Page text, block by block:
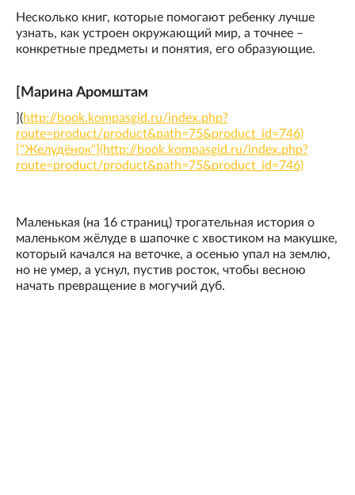
Несколько книг, которые помогают ребенку лучше
узнать, как устроен окружающий мир, а точнее –
конкретные предметы и понятия, его образующие.
[Марина Аромштам
](http://book.kompasgid.ru/index.php?
route=product/product&path=75&product_id=746)
["Желудёнок"](http://book.kompasgid.ru/index.php?
route=product/product&path=75&product_id=746)
Маленькая (на 16 страниц) трогательная история о
маленьком жёлуде в шапочке с хвостиком на макушке,
который качался на веточке, а осенью упал на землю,
но не умер, а уснул, пустив росток, чтобы весною
начать превращение в могучий дуб.